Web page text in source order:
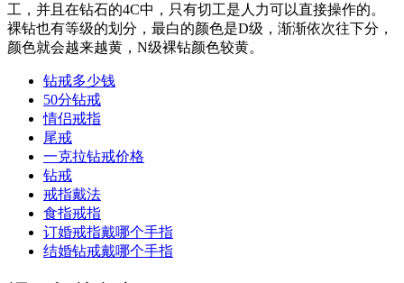
工，并且在钻石的4C中，只有切工是人力可以直接操作的。
裸钻也有等级的划分，最白的颜色是D级，渐渐依次往下分，
颜色就会越来越黄，N级裸钻颜色较黄。
钻戒多少钱
50分钻戒
情侣戒指
尾戒
一克拉钻戒价格
钻戒
戒指戴法
食指戒指
订婚戒指戴哪个手指
结婚钻戒戴哪个手指